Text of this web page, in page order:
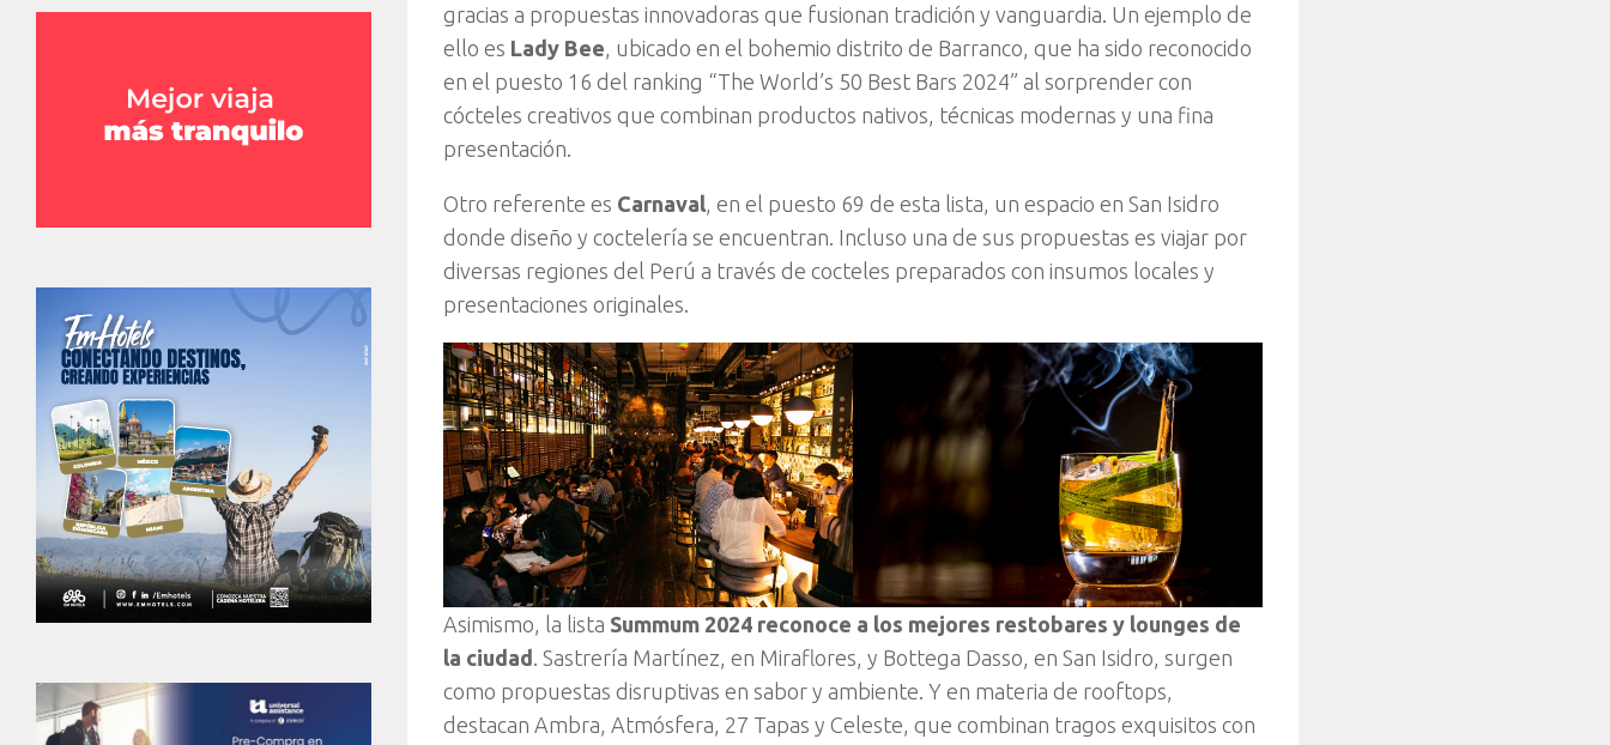
gracias a propuestas innovadoras que fusionan tradición y vanguardia. Un ejemplo de
ello es Lady Bee , ubicado en el bohemio distrito de Barranco, que ha sido reconocido
en el puesto 16 del ranking “The World’s 50 Best Bars 2024” al sorprender con
cócteles creativos que combinan productos nativos, técnicas modernas y una fina
presentación.
Otro referente es Carnaval , en el puesto 69 de esta lista, un espacio en San Isidro
donde diseño y coctelería se encuentran. Incluso una de sus propuestas es viajar por
diversas regiones del Perú a través de cocteles preparados con insumos locales y
presentaciones originales.
Asimismo, la lista Summum 2024 reconoce a los mejores restobares y lounges de
la ciudad . Sastrería Martínez, en Miraflores, y Bottega Dasso, en San Isidro, surgen
como propuestas disruptivas en sabor y ambiente. Y en materia de rooftops,
destacan Ambra, Atmósfera, 27 Tapas y Celeste, que combinan tragos exquisitos con